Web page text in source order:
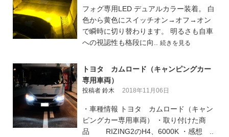
フォグ専用LED デュアルカラー装着。 白
色から黄色にスイッチオン→オフ→オン
で瞬時に切り替わります。 明るさも自車
への視認性も格段に向.. 続きを見る
トヨタ カムロード（キャンピングカー
専用車両）
投稿者 鈴木 2018年11月06日
・車種情報 トヨタ カムロード（キャン
ピングカー専用車両） ・取り付けた商
品 RIZING2のH4、6000K ・感想 ..